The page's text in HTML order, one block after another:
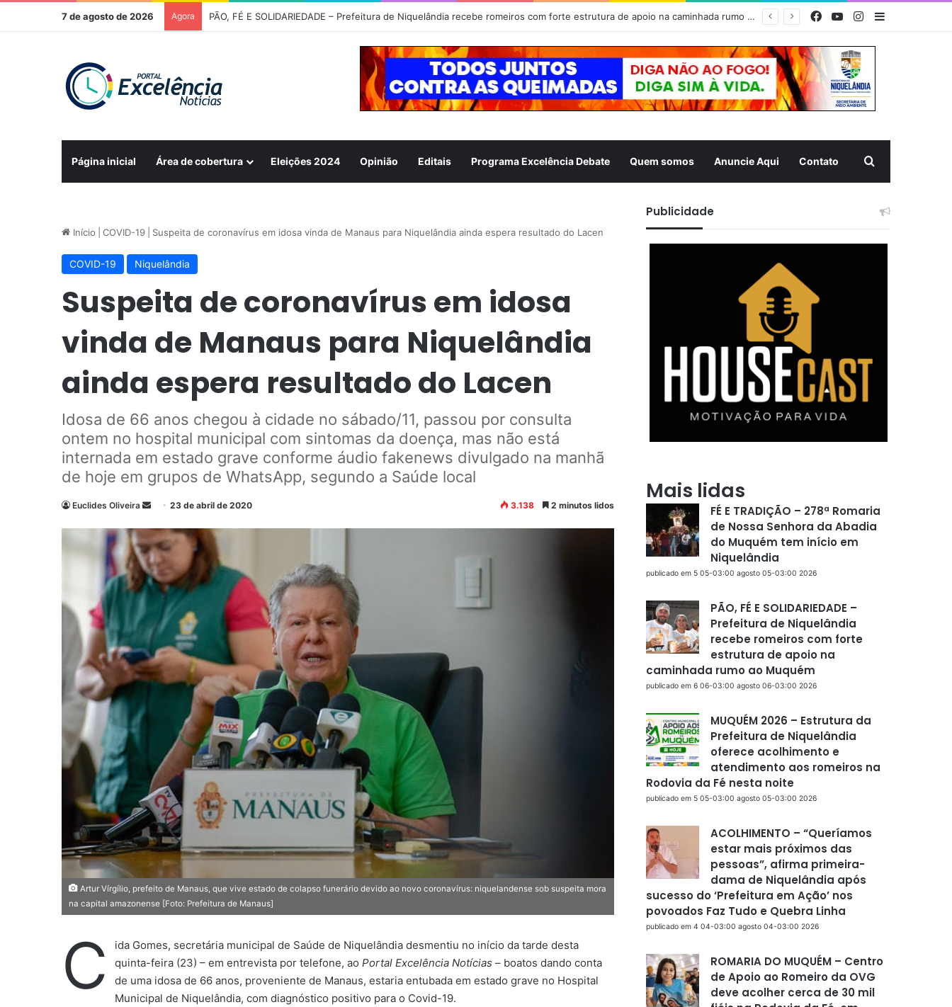
7 de agosto de 2026 Agora PÃO, FÉ E SOLIDARIEDADE – Prefeitura de Niquelândia recebe romeiros com forte estrutura de apoio na caminhada rumo ao Muquém FacebookYouTubeInstagram
Página inicial Área de cobertura Eleições 2024 Opinião Editais Programa Excelência Debate Quem somos Anuncie Aqui Contato
Início COVID-19 Suspeita de coronavírus em idosa vinda de Manaus para Niquelândia ainda espera resultado do Lacen
COVID-19 Niquelândia
Suspeita de coronavírus em idosa
vinda de Manaus para Niquelândia
ainda espera resultado do Lacen
Idosa de 66 anos chegou à cidade no sábado/11, passou por consulta
ontem no hospital municipal com sintomas da doença, mas não está
internada em estado grave conforme áudio fakenews divulgado na manhã
de hoje em grupos de WhatsApp, segundo a Saúde local
Euclides Oliveira
d
e
e
m
23 de abril de 2020 3.138 2 minutos lidos
Artur Vírgílio, prefeito de Manaus, que vive estado de colapso funerário devido ao novo coronavírus: niquelandense sob suspeita mora
na capital amazonense [Foto: Prefeitura de Manaus]
C
ida Gomes, secretária municipal de Saúde de Niquelândia desmentiu no início da tarde desta
quinta-feira (23) – em entrevista por telefone, ao Portal Excelência Notícias – boatos dando conta
de uma idosa de 66 anos, proveniente de Manaus, estaria entubada em estado grave no Hospital
Municipal de Niquelândia, com diagnóstico positivo para o Covid-19.
Publicidade
Mais lidas
FÉ E TRADIÇÃO – 278ª Romaria
de Nossa Senhora da Abadia
do Muquém tem início em
Niquelândia
publicado em 5 05-03:00 agosto 05-03:00 2026
PÃO, FÉ E SOLIDARIEDADE –
Prefeitura de Niquelândia
recebe romeiros com forte
estrutura de apoio na
caminhada rumo ao Muquém
publicado em 6 06-03:00 agosto 06-03:00 2026
MUQUÉM 2026 – Estrutura da
Prefeitura de Niquelândia
oferece acolhimento e
atendimento aos romeiros na
Rodovia da Fé nesta noite
publicado em 5 05-03:00 agosto 05-03:00 2026
ACOLHIMENTO – “Queríamos
estar mais próximos das
pessoas”, afirma primeira-
dama de Niquelândia após
sucesso do ‘Prefeitura em Ação’ nos
povoados Faz Tudo e Quebra Linha
publicado em 4 04-03:00 agosto 04-03:00 2026
ROMARIA DO MUQUÉM – Centro
de Apoio ao Romeiro da OVG
deve acolher cerca de 30 mil